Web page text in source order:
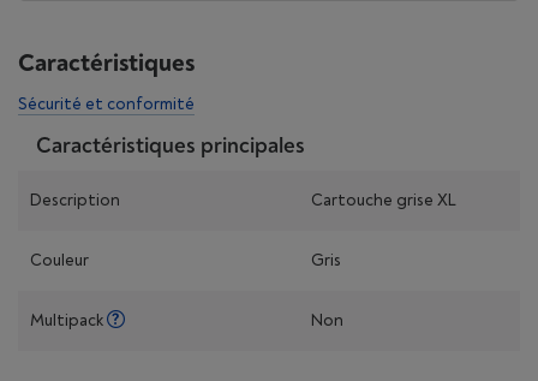
Caractéristiques
Sécurité et conformité
Caractéristiques principales
Description Cartouche grise XL
Couleur Gris
Multipack Non